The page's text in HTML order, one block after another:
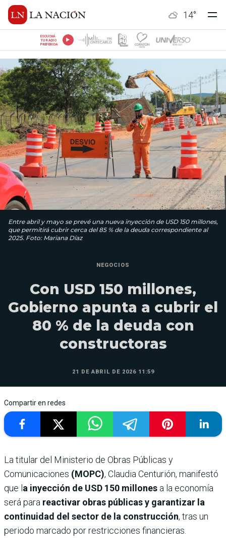
14°
ESCUCHÁ
TU RADIO
PREFERIDA
Entre abril y mayo se prevé una nueva inyección de USD 150 millones,
que permitirá cubrir cerca del 85 % de la deuda correspondiente al
2025. Foto: Mariana Díaz
NEGOCIOS
Con USD 150 millones,
Gobierno apunta a cubrir el
80 % de la deuda con
constructoras
21 DE ABRIL DE 2026 11:59
Compartir en redes
La titular del Ministerio de Obras Públicas y
Comunicaciones (MOPC), Claudia Centurión, manifestó
que la inyección de USD 150 millones a la economía
será para reactivar obras públicas y garantizar la
continuidad del sector de la construcción, tras un
periodo marcado por restricciones financieras.